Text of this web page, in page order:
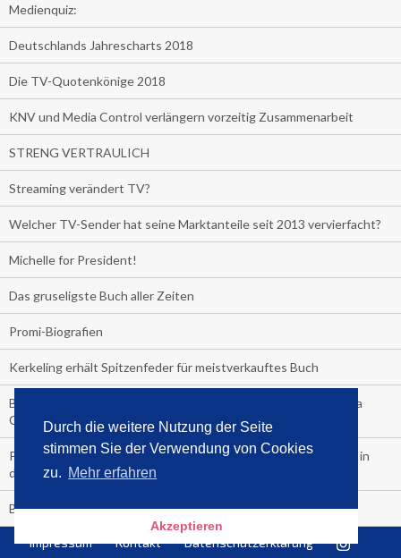
Durch die weitere Nutzung der Seite
stimmen Sie der Verwendung von Cookies
zu. Mehr erfahren
Akzeptieren
Medienquiz:
Deutschlands Jahrescharts 2018
Die TV-Quotenkönige 2018
KNV und Media Control verlängern vorzeitig Zusammenarbeit
STRENG VERTRAULICH
Streaming verändert TV?
Welcher TV-Sender hat seine Marktanteile seit 2013 vervierfacht?
Michelle for President!
Das gruseligste Buch aller Zeiten
Promi-Biografien
Kerkeling erhält Spitzenfeder für meistverkauftes Buch
Börsenverein und MVB verlängern vorzeitig Verträge mit Media
Control bis 2024
PocketBook, Ceebo und Umbreit bringen Hörbuch-Downloads in
die Cloud
Bella Bella
#1-Bestseller: "Das ist Alpha!" von Kollegah
Impressum Kontakt Datenschutzerklärung